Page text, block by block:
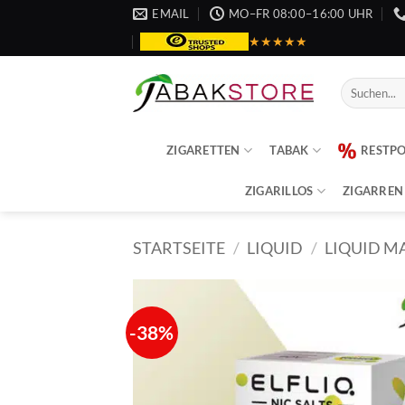
springen
EMAIL MO–FR 08:00–16:00 UHR
★★★★★
Suche
nach:
ZIGARETTEN TABAK
ZIGARILLOS ZIGARREN
STARTSEITE / LIQUID / LIQUID
-38%